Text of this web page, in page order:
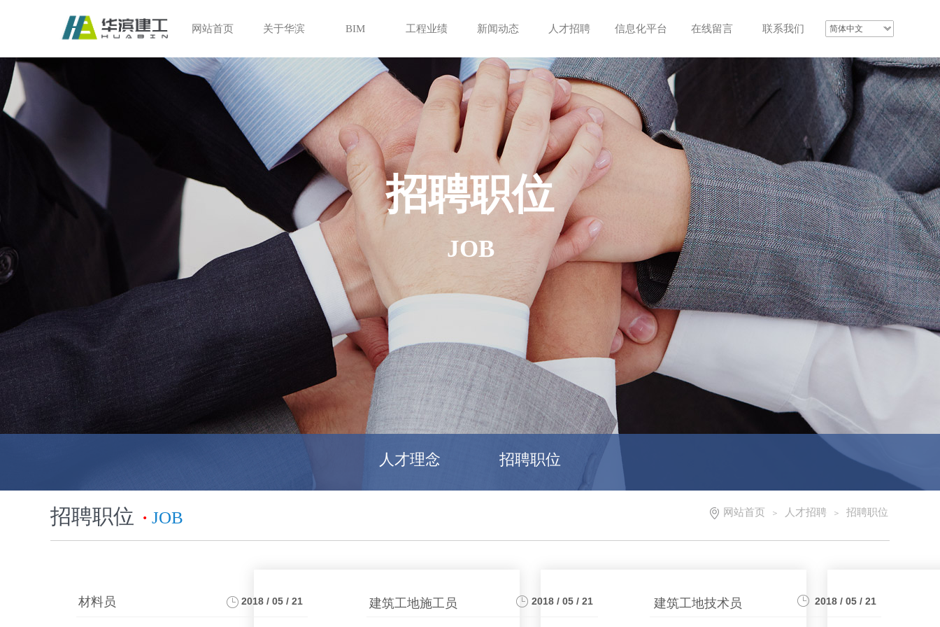
简体中文
网站首页 关于华滨 BIM 工程业绩 新闻动态 人才招聘 信息化平台 在线留言 联系我们
JOB
招聘职位
招聘职位
人才理念
招聘职位 · JOB 网站首页 ＞ 人才招聘 ＞ 招聘职位
2018 / 05 / 21
2018 / 05 / 21
材料员 建筑工地施工员 2018 / 05 / 21
建筑工地技术员